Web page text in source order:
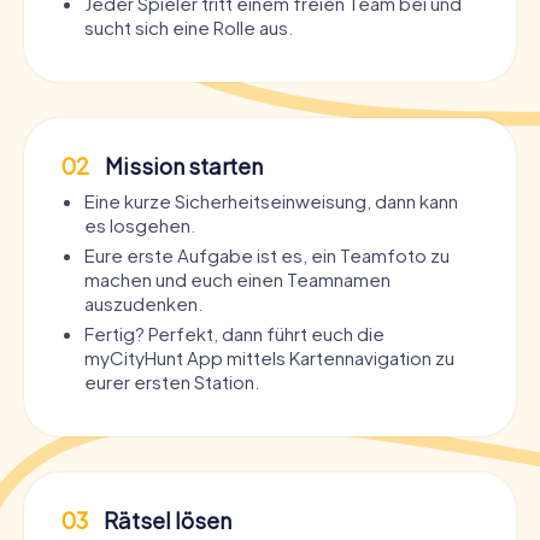
sucht sich eine Rolle aus.
02 Mission starten
Eine kurze Sicherheitseinweisung, dann kann
es losgehen.
Eure erste Aufgabe ist es, ein Teamfoto zu
machen und euch einen Teamnamen
auszudenken.
Fertig? Perfekt, dann führt euch die
myCityHunt App mittels Kartennavigation zu
eurer ersten Station.
03 Rätsel lösen